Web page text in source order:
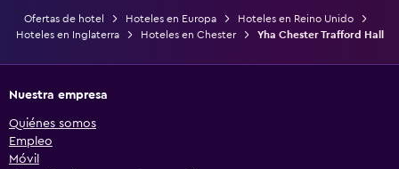
Ofertas de hotel Hoteles en Europa
Hoteles en Reino Unido
Hoteles en Inglaterra
Hoteles en Chester Yha Chester Trafford Hall
Nuestra empresa
Quiénes somos
Empleo
Móvil